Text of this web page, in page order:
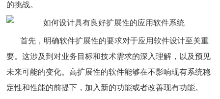
的挑战。
首先，明确软件扩展性的要求对于应用软件设计至关重
要。这涉及到对业务目标和技术需求的深入理解，以及预见
未来可能的变化。高扩展性的软件能够在不影响现有系统稳
定性和性能的前提下，加入新的功能或者改善现有功能。